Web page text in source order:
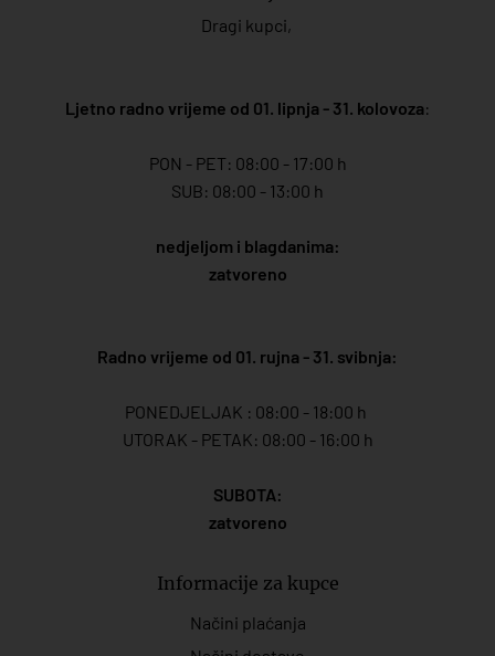
Dragi kupci,
Ljetno radno vrijeme od 01. lipnja - 31. kolovoza:
PON - PET: 08:00 - 17:00 h
SUB: 08:00 - 13:00 h
nedjeljom i blagdanima:
zatvoreno
Radno vrijeme od 01. rujna - 31. svibnja:
PONEDJELJAK : 08:00 - 18:00 h
UTORAK - PETAK: 08:00 - 16:00 h
SUBOTA:
zatvoreno
Informacije za kupce
Načini plaćanja